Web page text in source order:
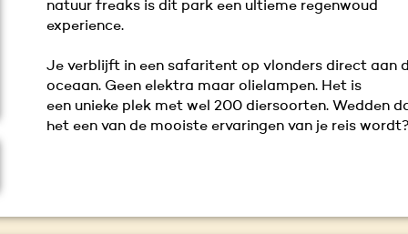
natuur freaks is dit park een ultieme regenwoud
experience.
Je verblijft in een safaritent op vlonders direct aan
oceaan. Geen elektra maar olielampen. Het is
een unieke plek met wel 200 diersoorten. Wedden
het een van de mooiste ervaringen van je reis wordt?